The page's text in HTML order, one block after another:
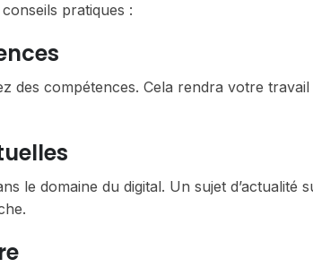
pratiques :
des compétences. Cela rendra votre travail
le domaine du digital. Un sujet d’actualité